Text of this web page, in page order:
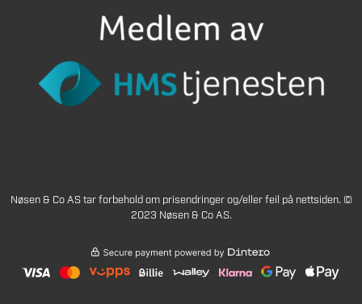
Nøsen & Co AS tar forbehold om prisendringer og/eller feil på nettsiden. ©
2023 Nøsen & Co AS.